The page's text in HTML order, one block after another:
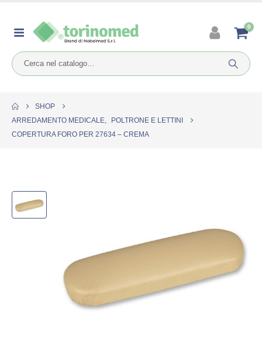
0
SHOP
ARREDAMENTO MEDICALE,
POLTRONE E LETTINI
COPERTURA FORO PER 27634 – CREMA